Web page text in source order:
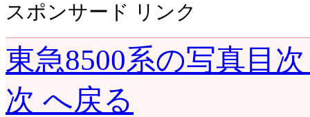
スポンサード リンク
東急8500系の写真目次
次 へ戻る